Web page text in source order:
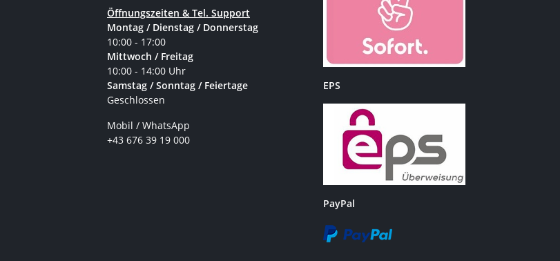
Öffnungszeiten & Tel. Support
Montag / Dienstag / Donnerstag
10:00 - 17:00
Mittwoch / Freitag
10:00 - 14:00 Uhr
Samstag / Sonntag / Feiertage
Geschlossen
Mobil / WhatsApp
+43 676 39 19 000
EPS
PayPal